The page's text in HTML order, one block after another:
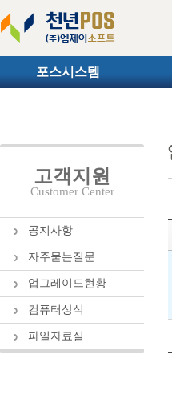
포스시스템
고객지원
Customer Center
공지사항
자주묻는질문
업그레이드현황
컴퓨터상식
파일자료실